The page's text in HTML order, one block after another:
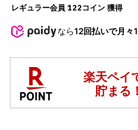
レギュラー会員 122コイン 獲得
なら12回払いで月々